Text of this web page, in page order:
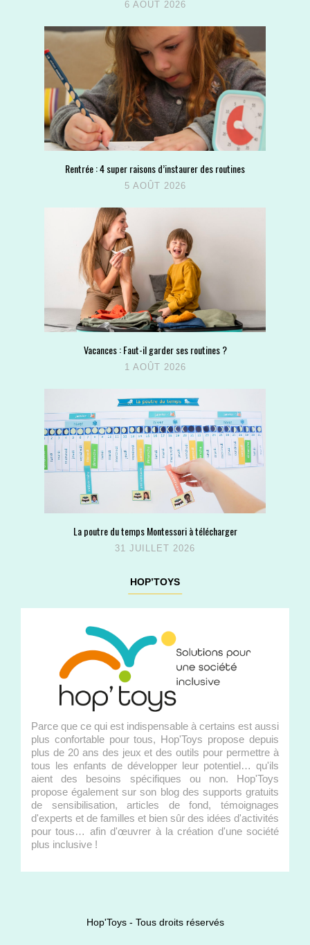
6 AOÛT 2026
Rentrée : 4 super raisons d’instaurer des routines
5 AOÛT 2026
Vacances : Faut-il garder ses routines ?
1 AOÛT 2026
La poutre du temps Montessori à télécharger
31 JUILLET 2026
HOP’TOYS
Parce que ce qui est indispensable à certains est aussi
plus confortable pour tous, Hop'Toys propose depuis
plus de 20 ans des jeux et des outils pour permettre à
tous les enfants de développer leur potentiel… qu'ils
aient des besoins spécifiques ou non. Hop'Toys
propose également sur son blog des supports gratuits
de sensibilisation, articles de fond, témoignages
d'experts et de familles et bien sûr des idées d'activités
pour tous… afin d'œuvrer à la création d'une société
plus inclusive !
Hop'Toys - Tous droits réservés